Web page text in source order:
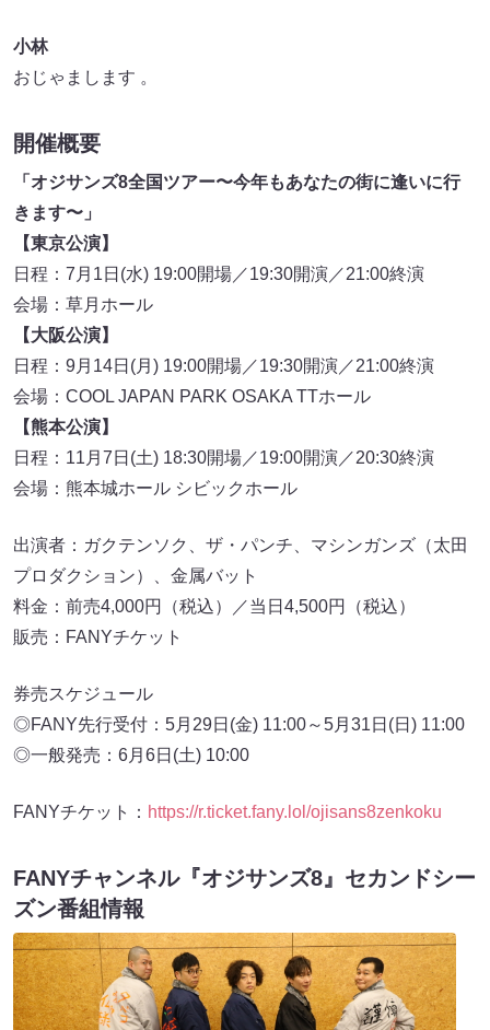
小林
おじゃまします 。
開催概要
「オジサンズ8全国ツアー〜今年もあなたの街に逢いに行
きます〜」
【東京公演】
日程：7月1日(水) 19:00開場／19:30開演／21:00終演
会場：草月ホール
【大阪公演】
日程：9月14日(月) 19:00開場／19:30開演／21:00終演
会場：COOL JAPAN PARK OSAKA TTホール
【熊本公演】
日程：11月7日(土) 18:30開場／19:00開演／20:30終演
会場：熊本城ホール シビックホール
出演者：ガクテンソク、ザ・パンチ、マシンガンズ（太田
プロダクション）、金属バット
料金：前売4,000円（税込）／当日4,500円（税込）
販売：FANYチケット
券売スケジュール
◎FANY先行受付：5月29日(金) 11:00～5月31日(日) 11:00
◎一般発売：6月6日(土) 10:00
FANYチケット： https://r.ticket.fany.lol/ojisans8zenkoku
FANYチャンネル『オジサンズ8』セカンドシー
ズン番組情報